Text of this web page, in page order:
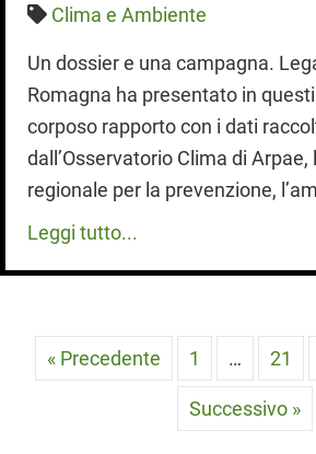
Clima e Ambiente
Un dossier e una campagna.
Romagna ha presentato in
corposo rapporto con i dati
dall’Osservatorio Clima di Arpae,
regionale per la prevenzione,
Leggi tutto...
« Precedente 1 … 21
Successivo »